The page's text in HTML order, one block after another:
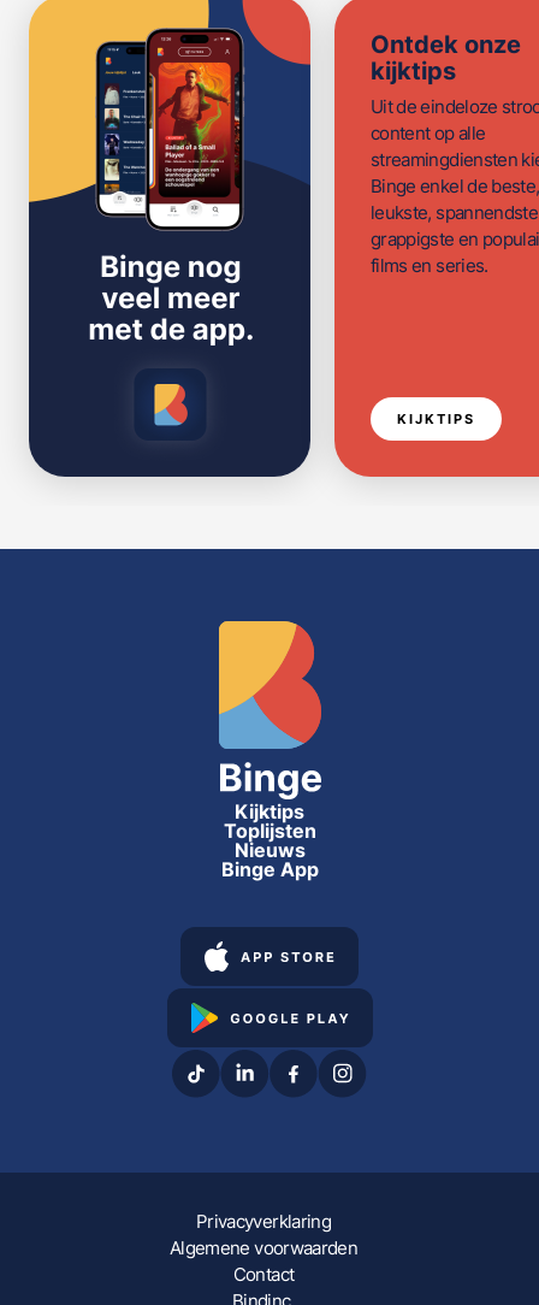
Ontdek onze
kijktips
Uit de eindeloze
content op alle
streamingdiensten
Binge enkel de beste,
leukste,
grappigste en
films en series.
KIJKTIPS
Kijktips
Toplijsten
Nieuws
Binge App
Privacyverklaring
Algemene voorwaarden
Contact